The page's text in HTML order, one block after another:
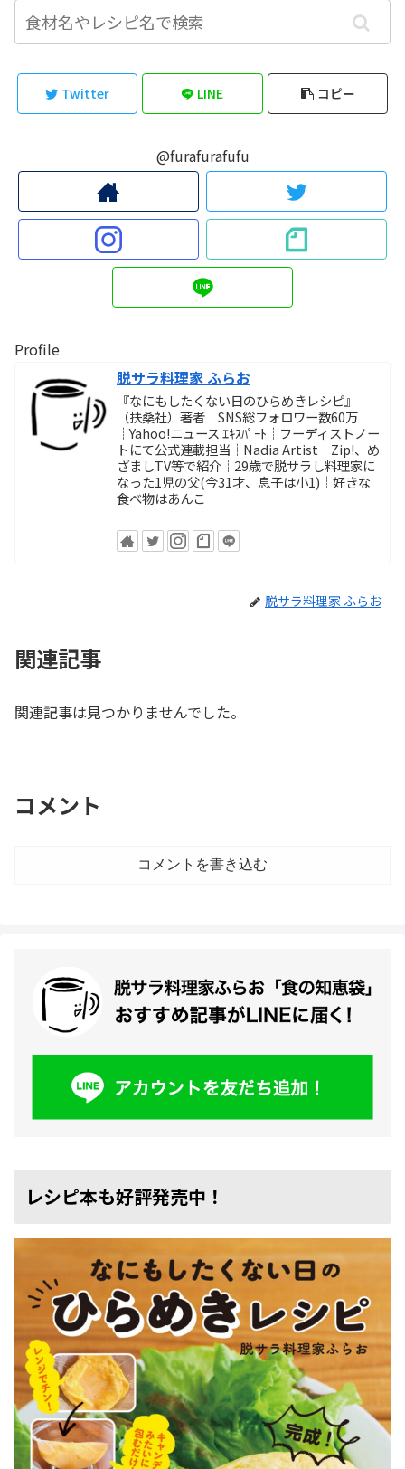
Twitter LINE コピー
@furafurafufu
Profile
脱サラ料理家 ふらお
『なにもしたくない日のひらめきレシピ』
（扶桑社）著者┊SNS総フォロワー数60万
┊Yahoo!ニュース ｴｷｽﾊﾟｰﾄ┊フーディストノー
トにて公式連載担当┊Nadia Artist┊Zip!、め
ざましTV等で紹介┊29歳で脱サラし料理家に
なった1児の父(今31才、息子は小1)┊好きな
食べ物はあんこ
脱サラ料理家 ふらお
関連記事
関連記事は見つかりませんでした。
コメント
コメントを書き込む
レシピ本も好評発売中！